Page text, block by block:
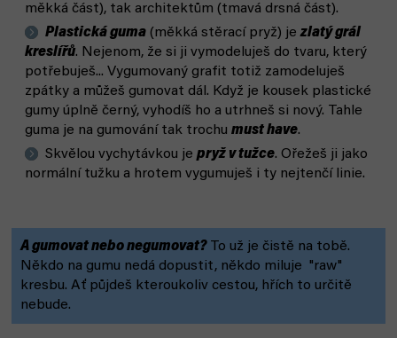
měkká část), tak architektům (tmavá drsná část).
Plastická guma (měkká stěrací pryž) jezlatý grál
kreslířů. Nejenom, že si ji vymodeluješ do tvaru, který
potřebuješ... Vygumovaný grafit totiž zamodeluješ
zpátky a můžeš gumovat dál. Když je kousek plastické
gumy úplně černý, vyhodíš ho a utrhneš si nový. Tahle
guma je na gumování tak trochu must have.
Skvělou vychytávkou je pryž v tužce. Ořežeš ji jako
normální tužku a hrotem vygumuješ i ty nejtenčí linie.
A gumovat nebo negumovat?To už je čistě na tobě.
Někdo na gumu nedá dopustit, někdo miluje "raw"
kresbu. Ať půjdeš kteroukoliv cestou, hřích to určitě
nebude.